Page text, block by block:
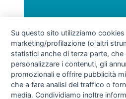
TARIFFE VENDITE GAS
TRIMESTRE 2020
Su questo sito utilizziamo
marketing/profilazione (o altri
statistici anche di terza parte, che
personalizzare i contenuti, gli
promozionali e offrire pubblicità
che a fare analisi del traffico o
media. Condividiamo inoltre